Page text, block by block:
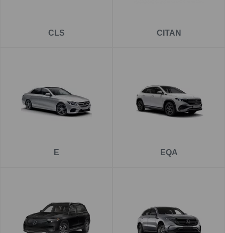
CLS CITAN
E EQA